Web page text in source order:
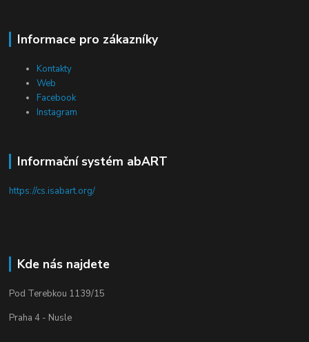
Informace pro zákazníky
Kontakty
Web
Facebook
Instagram
Informační systém abART
https://cs.isabart.org/
Kde nás najdete
Pod Terebkou 1139/15
Praha 4 - Nusle